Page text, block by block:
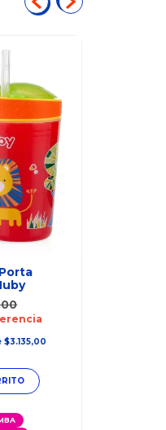
$3.135,00